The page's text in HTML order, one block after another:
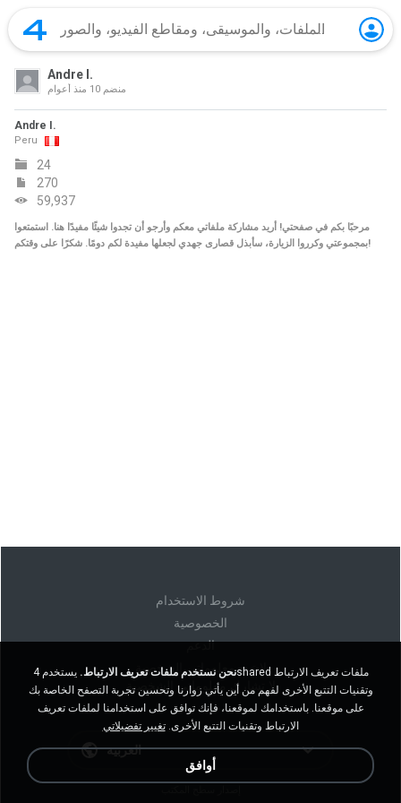
Andre I.
منضم
Andre I.
Peru
24
270
59,937
مرحبًا بكم في صفحتي! أريد مشاركة ملفاتي معكم وأرجو أن تجدوا شيئًا مفيدًا هنا. استمتعوا
بمجموعتي وكرروا الزيارة، سأبذل قصارى جهدي لجعلها مفيدة لكم دومًا. شكرًا على وقتكم!
شروط الاستخدام
الخصوصية
الدعم
لا تبيع معلوماتي الشخصية
لا تشارك معلوماتي الشخصية
العربية
نحن نستخدم ملفات تعريف الارتباط.
يستخدم 4shared ملفات تعريف الارتباط
وتقنيات التتبع الأخرى لفهم من أين يأتي زوارنا وتحسين تجربة التصفح الخاصة بك
على موقعنا. باستخدامك لموقعنا، فإنك توافق على استخدامنا لملفات تعريف
الارتباط وتقنيات التتبع الأخرى.تغيير تفضيلاتي
أوافق